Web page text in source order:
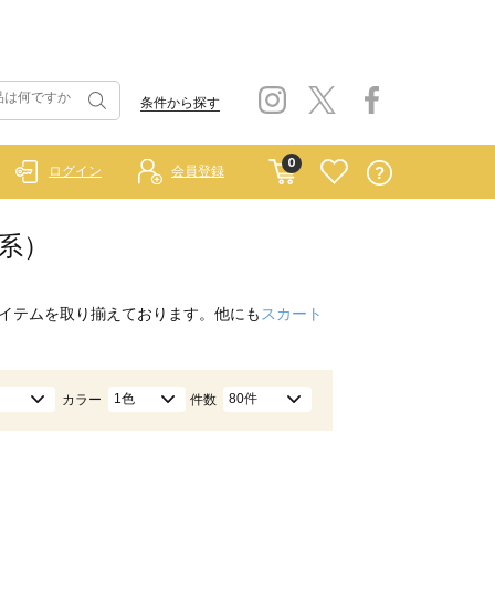
条件から探す
0
ログイン 会員登録
）
テムを取り揃えております。他にも スカート
カラー 1色 件数 80件